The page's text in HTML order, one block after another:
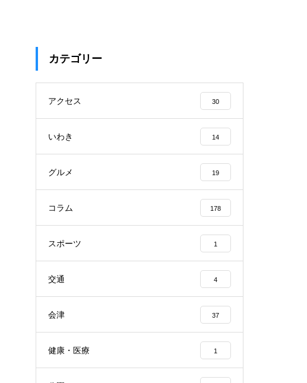
カテゴリー
アクセス 30
いわき 14
グルメ 19
コラム 178
スポーツ 1
交通 4
会津 37
健康・医療 1